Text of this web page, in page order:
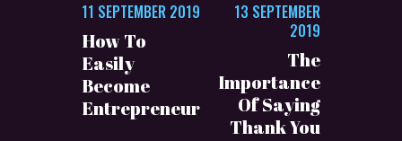
11 SEPTEMBER 2019
How To
Easily
Become
Entrepreneur
13 SEPTEMBER
2019
The
Importance
Of Saying
Thank You